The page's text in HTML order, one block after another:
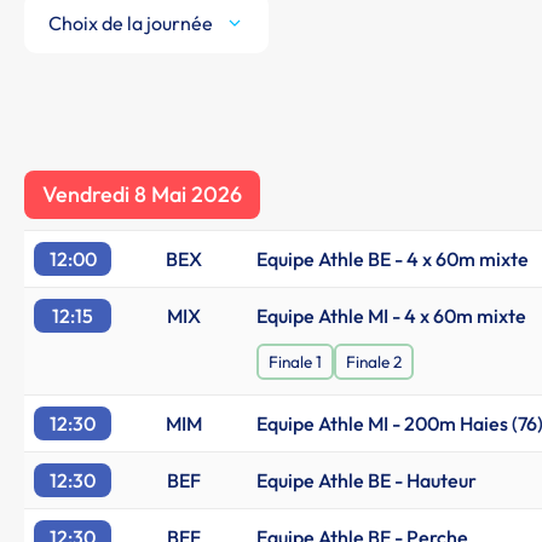
Choix de la journée
Vendredi 8 Mai 2026
12:00 BEX Equipe Athle BE - 4 x 60m mixte
12:15 MIX Equipe Athle MI - 4 x 60m mixte
Finale 1 Finale 2
12:30 MIM Equipe Athle MI - 200m Haies (76)
12:30 BEF Equipe Athle BE - Hauteur
12:30 BEF Equipe Athle BE - Perche